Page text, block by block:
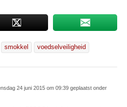
smokkel voedselveiligheid
24 juni 2015 om 09:39 geplaatst onder